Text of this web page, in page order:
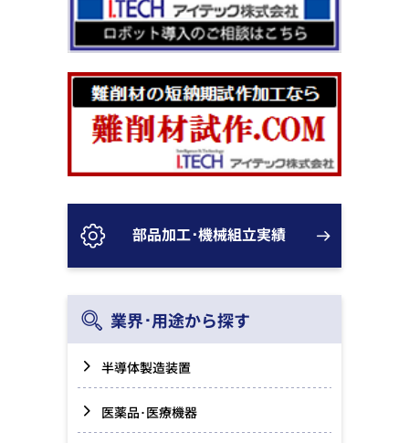
部品加工･機械組立実績
業界･用途から探す
半導体製造装置
医薬品･医療機器